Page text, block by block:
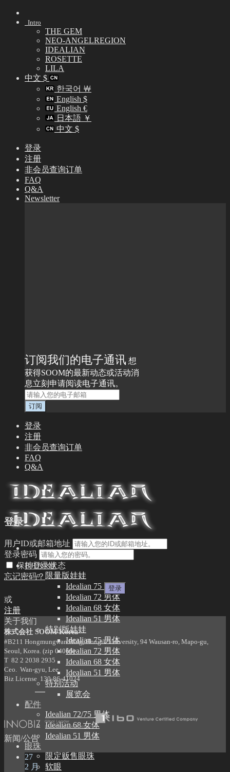
Skip
Intro
THE GEM
NEO-ANGELREGION
IDEALIAN
ROSETTE
LILA
中文 $
한국어 ￦
English $
English €
日本語 ￥
中文 $
登录
注册
非会员查询订单
FAQ
Q&A
Newsletter
订阅我们的电子通讯 想
获得SOOM的最新动态或活动消
息立刻申请阅读电子通讯。
登录
注册
非会员查询订单
FAQ
Q&A
BJD娃娃
限量版娃娃
Idealian 75 男体
Idealian 72 男体
Idealian 68 女体
Idealian 51 男体
特别版娃娃
Idealian 75 男体
Idealian 72 男体
Idealian 68 女体
Idealian 51 男体
特别活动
展览会
配件
Idealian 72/75 男体
Idealian 68 女体
Idealian 51 男体
眼珠
限定贩售眼珠
软眼
登录
用户ID或邮箱地址
登录密码
保持登录状态
忘记密码？
或
注册
关于我们
株式会社 SOOM Korea
#B211 Hongmungwan Bldg, Hongik University, 94 Wausan-ro, Mapo-gu,
Seoul, Korea. (zip 04066)
T 82 2 2038 2935
Ceo. Wan-gyu, Lee
Biz License 130-86-41024
新闻/公告
27
2 月